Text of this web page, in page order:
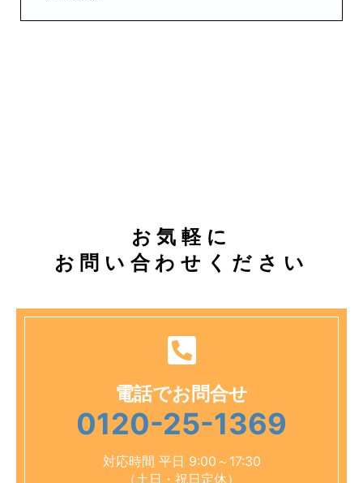
お気軽に
お問い合わせください
電話でお問合せ
0120-25-1369
対応時間 平日 9:00～17:30
（土日・祝日定休）